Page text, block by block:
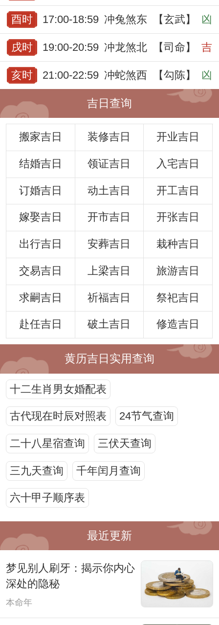
酉时 17:00-18:59 冲兔煞东 【玄武】 凶
戌时 19:00-20:59 冲龙煞北 【司命】 吉
亥时 21:00-22:59 冲蛇煞西 【勾陈】 凶
吉日查询
搬家吉日 装修吉日 开业吉日
结婚吉日 领证吉日 入宅吉日
订婚吉日 动土吉日 开工吉日
嫁娶吉日 开市吉日 开张吉日
出行吉日 安葬吉日 栽种吉日
交易吉日 上梁吉日 旅游吉日
求嗣吉日 祈福吉日 祭祀吉日
赴任吉日 破土吉日 修造吉日
黄历吉日实用查询
十二生肖男女婚配表
古代现在时辰对照表 24节气查询
二十八星宿查询 三伏天查询
三九天查询 千年闰月查询
六十甲子顺序表
最近更新
梦见别人刷牙：揭示你内心
深处的隐秘
本命年